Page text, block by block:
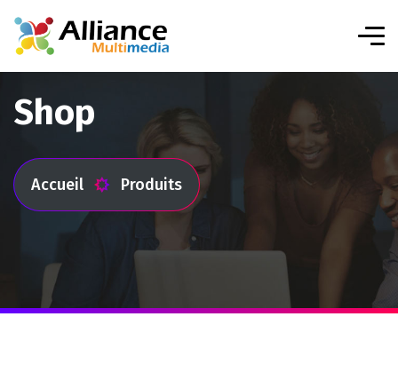
Shop
Accueil Produits